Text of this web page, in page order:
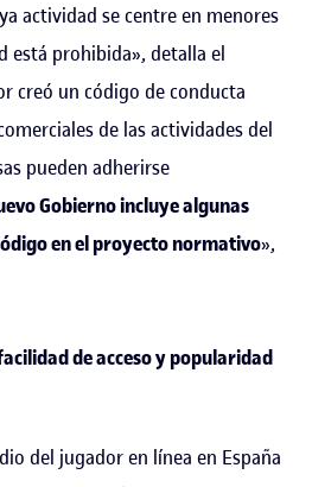
actividad se centre en menores
está prohibida», detalla el
creó un código de conducta
de las actividades del
pueden adherirse
Gobierno incluye algunas
en el proyecto normativo»,
de acceso y popularidad
del jugador en línea en España